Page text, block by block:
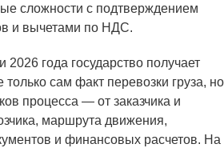
сложности с подтверждением
и вычетами по НДС.
2026 года государство получает
только сам факт перевозки груза, но
процесса — от заказчика и
маршрута движения,
и финансовых расчетов. На